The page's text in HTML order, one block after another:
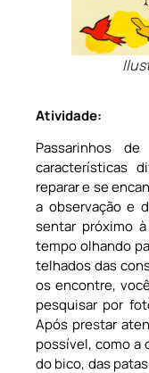
Atividade:
Passarinhos
características
reparar e se
a observação e
sentar próximo
tempo olhando
telhados das
os encontre,
pesquisar por
Após prestar
possível, como a
do bico, das